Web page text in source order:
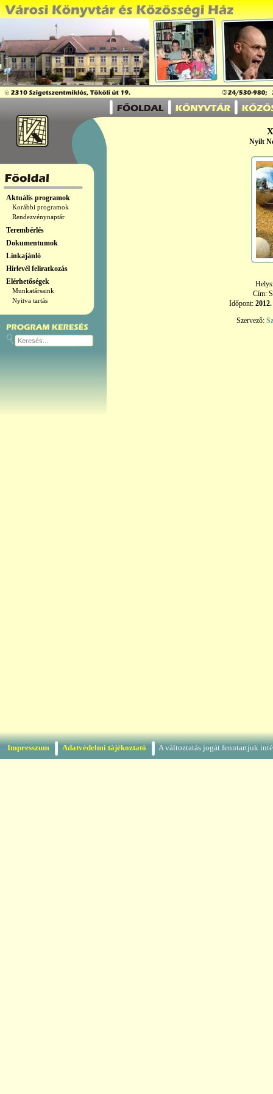
Aktuális programok
Korábbi programok
Rendezvénynaptár
Terembérlés
Dokumentumok
Linkajánló
Hírlevél feliratkozás
Elérhetőségek
Munkatársaink
Nyitva tartás
Nyílt
Cím:
Időpont:
Szervező:
Impresszum Adatvédelmi tájékoztató A változtatás jogát fenntartjuk